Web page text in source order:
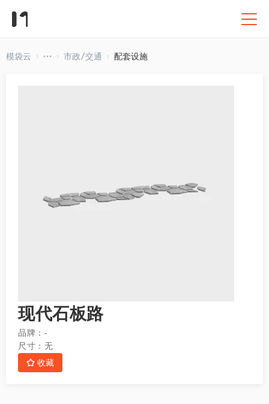
模袋云 市政/交通 配套设施
现代石板路
品牌： -
尺寸： 无
收藏